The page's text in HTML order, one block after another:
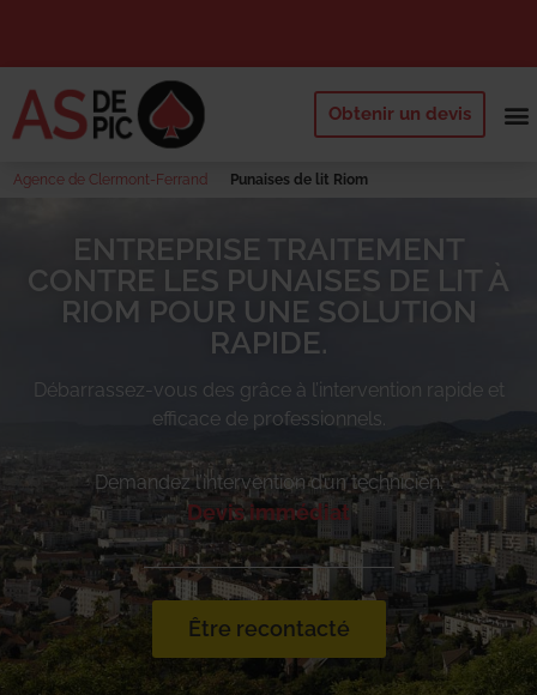
Obtenir un devis
Agence de Clermont-Ferrand Punaises de lit Riom
ENTREPRISE TRAITEMENT
CONTRE LES PUNAISES DE LIT À
RIOM POUR UNE SOLUTION
RAPIDE.
Débarrassez-vous des grâce à l’intervention rapide et
efficace de professionnels.
Demandez l’intervention d’un technicien.
Devis immédiat
Être recontacté